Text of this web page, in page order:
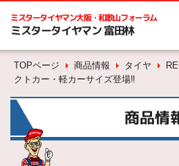
ミスタータイヤマン大阪・和歌山フォーラム
ミスタータイヤマン 富田林
TOPページ 商品情報 タイヤ
クトカー・軽カーサイズ登場‼
商品情